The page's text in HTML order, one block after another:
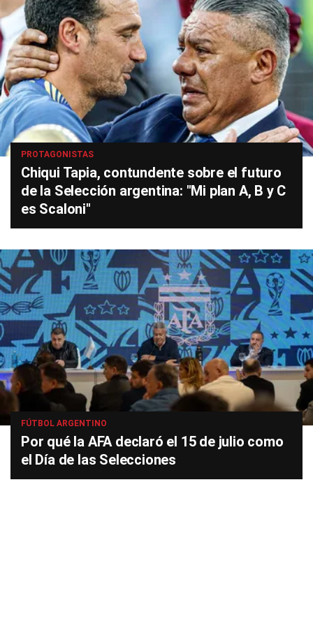
PROTAGONISTAS
Chiqui Tapia, contundente sobre el futuro
de la Selección argentina: "Mi plan A, B y C
es Scaloni"
FÚTBOL ARGENTINO
Por qué la AFA declaró el 15 de julio como
el Día de las Selecciones